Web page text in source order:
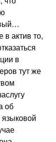
в актив то,
в
тут же
об
языковой